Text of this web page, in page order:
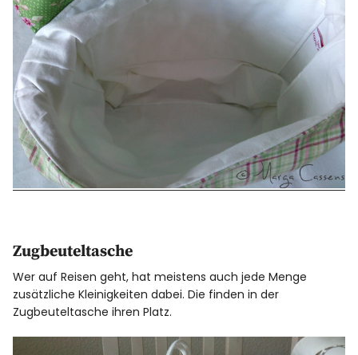
Zugbeuteltasche
Wer auf Reisen geht, hat meistens auch jede Menge
zusätzliche Kleinigkeiten dabei. Die finden in der
Zugbeuteltasche ihren Platz.